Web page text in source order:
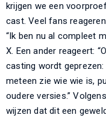
krijgen we een
cast. Veel fans
“Ik ben nu al compleet
X. Een ander reageert:
casting wordt
meteen zie wie wie is,
oudere versies.”
wijzen dat dit een